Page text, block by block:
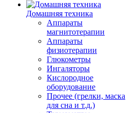
Домашняя техника
Аппараты
магнитотерапии
Аппараты
физиотерапии
Глюкометры
Ингаляторы
Кислородное
оборудование
Прочее (грелки, маска
для сна и т.д.)